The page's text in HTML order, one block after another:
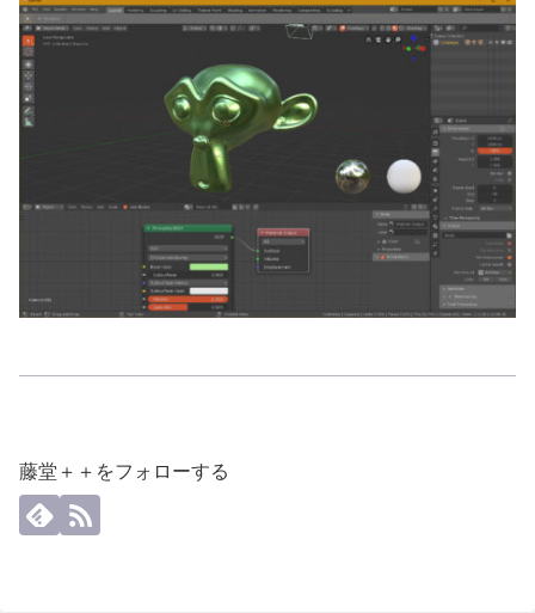
藤堂＋＋をフォローする